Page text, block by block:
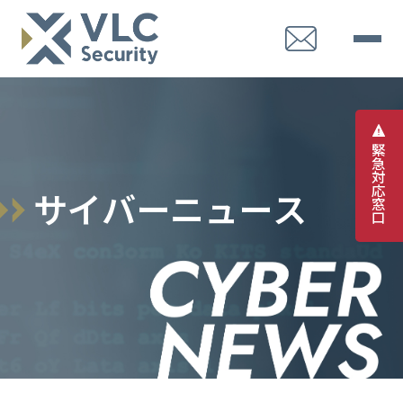
緊
急
対
応
窓
口
サイバーニュース